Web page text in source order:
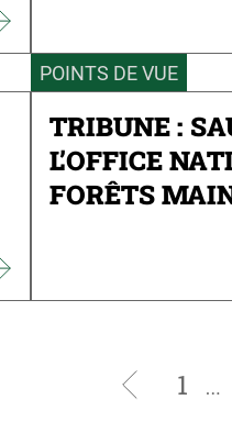
POINTS DE VUE
TRIBUNE :
L’OFFICE
FORÊTS
1 …